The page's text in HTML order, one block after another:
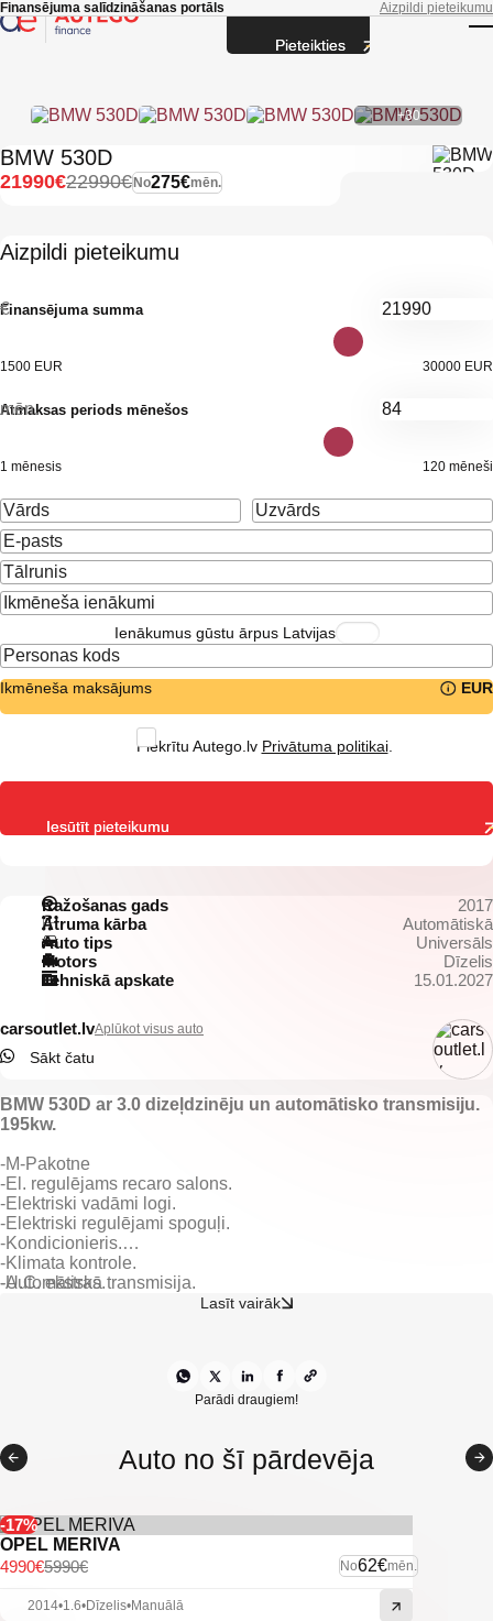
Skip to main content
Finansējuma salīdzināšanas portāls Aizpildi pieteikumu
+30
BMW 530D
No275€mēn.
22990€
21990€
Aizpildi pieteikumu
Finansējuma summa
€
1500 EUR 30000 EUR
Atmaksas periods mēnešos
mēn.
1 mēnesis 120 mēneši
Ienākumus gūstu ārpus Latvijas
Ikmēneša maksājums EUR
Piekrītu Autego.lv Privātuma politikai.
Ražošanas gads
2017
Ātruma kārba
Automātiskā
Auto tips
Universāls
Motors
Dīzelis
Tehniskā apskate
15.01.2027
carsoutlet.lvAplūkot visus auto
Sākt čatu
BMW 530D ar 3.0 dizeļdzinēju un automātisko transmisiju.
195kw.
-M-Pakotne
-El. regulējams recaro salons.
-Elektriski vadāmi logi.
-Elektriski regulējami spoguļi.
-Kondicionieris.
-Klimata kontrole.
-Automātiskā transmisija.
-Priekšējie parkošanās sensori.
-Aizmugurējie parkošanās sensori.
-Vieglmetāla diski.
-Xenon lukturi.
-Līniju asistents.
-U.C. ekstras.
Lasīt vairāk
Parādi draugiem!
Auto no šī pārdevēja
-17%
OPEL MERIVA
No62€mēn.
5990€
4990€
2014•1.6•Dīzelis•Manuālā